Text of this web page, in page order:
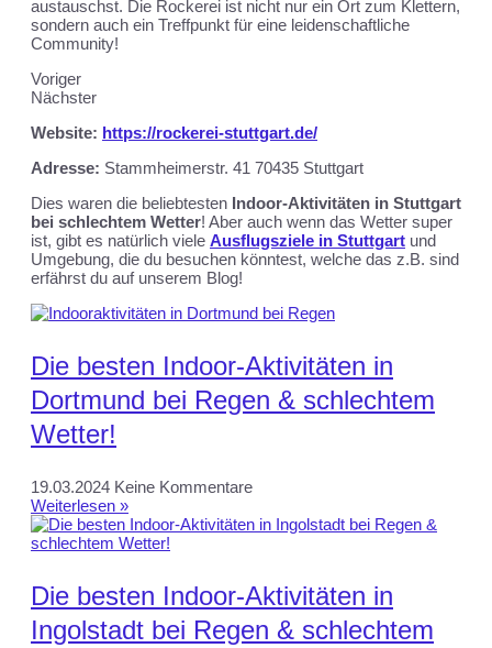
austauschst. Die Rockerei ist nicht nur ein Ort zum Klettern,
sondern auch ein Treffpunkt für eine leidenschaftliche
Community!
Voriger
Nächster
Website: https://rockerei-stuttgart.de/
Adresse: Stammheimerstr. 41 70435 Stuttgart
Dies waren die beliebtesten Indoor-Aktivitäten in Stuttgart
bei schlechtem Wetter! Aber auch wenn das Wetter super
ist, gibt es natürlich viele Ausflugsziele in Stuttgart und
Umgebung, die du besuchen könntest, welche das z.B. sind
erfährst du auf unserem Blog!
Die besten Indoor-Aktivitäten in
Dortmund bei Regen & schlechtem
Wetter!
19.03.2024 Keine Kommentare
Weiterlesen »
Die besten Indoor-Aktivitäten in
Ingolstadt bei Regen & schlechtem